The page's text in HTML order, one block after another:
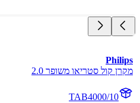
קול סטריאו משופר 2.0
TAB4000/10